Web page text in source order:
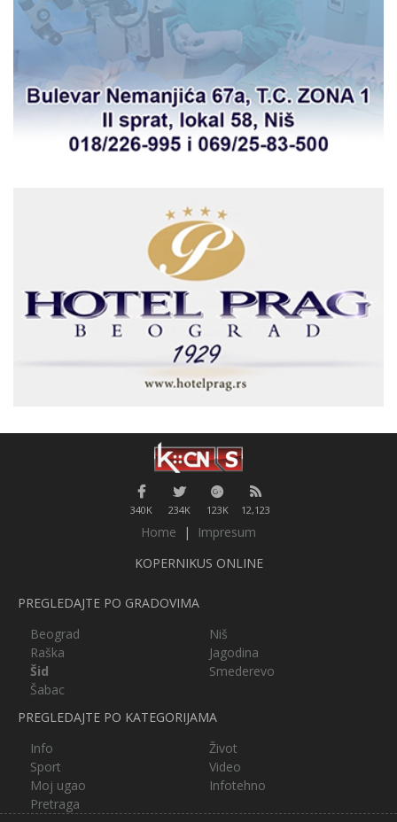
340K 234K 123K 12,123
Home |
Impresum
KOPERNIKUS ONLINE
PREGLEDAJTE PO GRADOVIMA
Beograd
Niš
Raška
Jagodina
Šid
Smederevo
Šabac
PREGLEDAJTE PO KATEGORIJAMA
Info
Život
Sport
Video
Moj ugao
Infotehno
Pretraga